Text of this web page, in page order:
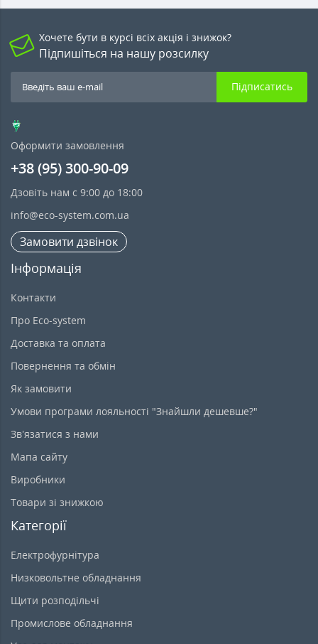
Хочете бути в курсі всіх акція і знижок?
Підпишіться на нашу розсилку
Підписатись
Оформити замовлення
+38 (95) 300-90-09
Дзовіть нам с 9:00 до 18:00
info@eco-system.com.ua
Замовити дзвінок
Інформація
Контакти
Про Eco-system
Доставка та оплата
Повернення та обмін
Як замовити
Умови програми лояльності "Знайшли дешевше?"
Зв’язатися з нами
Мапа сайту
Виробники
Товари зі знижкою
Категорії
Електрофурнітура
Низковольтне обладнання
Щити розподільчі
Промислове обладнання